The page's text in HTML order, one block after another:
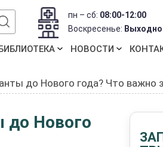
пн – сб: 08:00-12:00
Воскресенье:
НОВОСТИ
до Нового года? Что важно
до Нового